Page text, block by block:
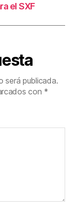
el SXF
será publicada.
con *